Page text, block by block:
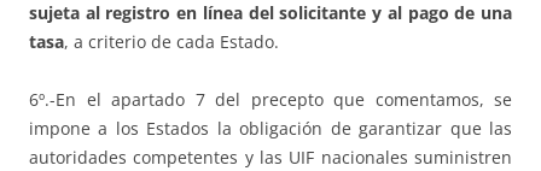
sujeta al registro en línea del solicitante y al pago de una
tasa, a criterio de cada Estado.
6º.-En el apartado 7 del precepto que comentamos, se
impone a los Estados la obligación de garantizar que las
autoridades competentes y las UIF nacionales suministren